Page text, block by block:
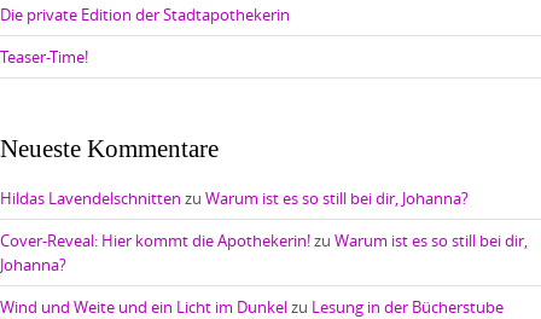
Die private Edition der Stadtapothekerin
Teaser-Time!
Neueste Kommentare
Hildas Lavendelschnitten zu Warum ist es so still bei dir, Johanna?
Cover-Reveal: Hier kommt die Apothekerin!zu Warum ist es so still bei dir,
Johanna?
Wind und Weite und ein Licht im Dunkelzu Lesung in der Bücherstube